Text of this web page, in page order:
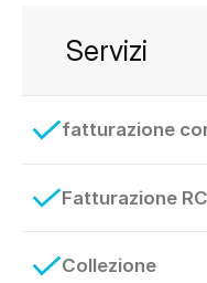
Servizi
fatturazione
Fatturazione
Collezione